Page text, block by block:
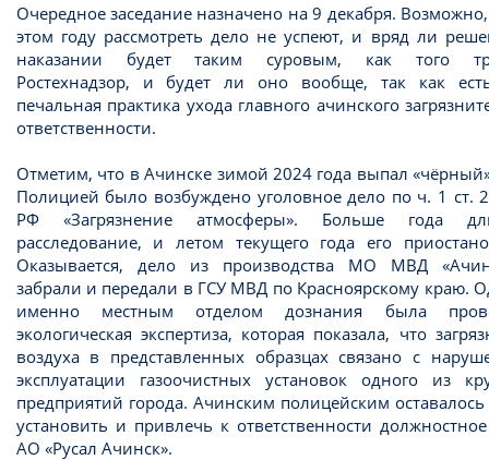
Очередное заседание назначено на 9 декабря.
этом году рассмотреть дело не успеют, и вряд ли
наказании будет таким суровым, как того
Ростехнадзор, и будет ли оно вообще, так как
печальная практика ухода главного ачинского
ответственности.
Отметим, что в Ачинске зимой 2024 года выпал
Полицией было возбуждено уголовное дело по ч. 1 ст.
РФ «Загрязнение атмосферы». Больше года
расследование, и летом текущего года его
Оказывается, дело из производства МО МВД
забрали и передали в ГСУ МВД по Красноярскому краю.
именно местным отделом дознания была
экологическая экспертиза, которая показала, что
воздуха в представленных образцах связано с
эксплуатации газоочистных установок одного из
предприятий города. Ачинским полицейским
установить и привлечь к ответственности
АО «Русал Ачинск».